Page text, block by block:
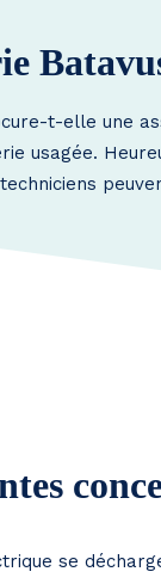
t-elle une
usagée.
se